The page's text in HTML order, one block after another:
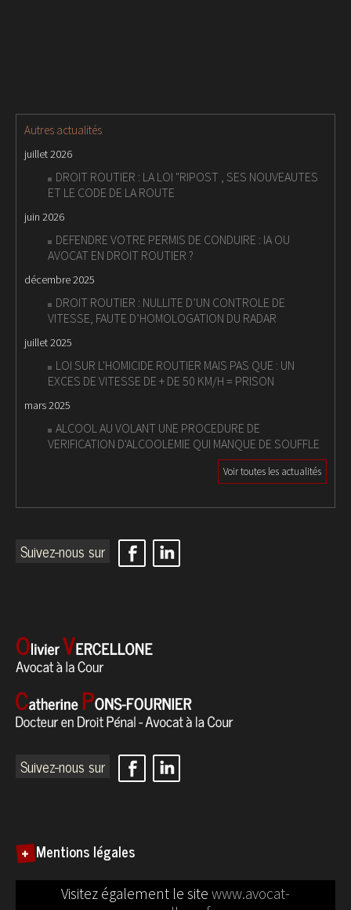
Autres actualités
juillet 2026
DROIT ROUTIER : LA LOI "RIPOST , SES NOUVEAUTES
ET LE CODE DE LA ROUTE
juin 2026
DEFENDRE VOTRE PERMIS DE CONDUIRE : IA OU
AVOCAT EN DROIT ROUTIER ?
décembre 2025
DROIT ROUTIER : NULLITE D’UN CONTROLE DE
VITESSE, FAUTE D’HOMOLOGATION DU RADAR
juillet 2025
LOI SUR L'HOMICIDE ROUTIER MAIS PAS QUE : UN
EXCES DE VITESSE DE + DE 50 KM/H = PRISON
mars 2025
ALCOOL AU VOLANT UNE PROCEDURE DE
VERIFICATION D'ALCOOLEMIE QUI MANQUE DE SOUFFLE
Voir toutes les actualités
Suivez-nous sur
Suivez-nous sur
Mentions légales
Visitez également le site www.avocat-